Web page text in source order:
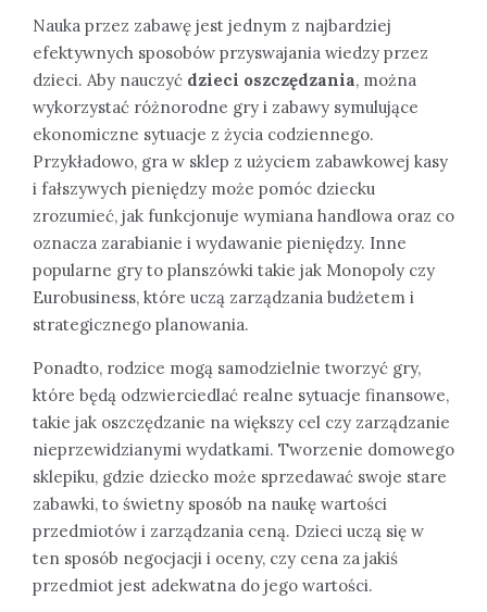
Nauka przez zabawę jest jednym z najbardziej
efektywnych sposobów przyswajania wiedzy przez
dzieci. Aby nauczyć dzieci oszczędzania, można
wykorzystać różnorodne gry i zabawy symulujące
ekonomiczne sytuacje z życia codziennego.
Przykładowo, gra w sklep z użyciem zabawkowej kasy
i fałszywych pieniędzy może pomóc dziecku
zrozumieć, jak funkcjonuje wymiana handlowa oraz co
oznacza zarabianie i wydawanie pieniędzy. Inne
popularne gry to planszówki takie jak Monopoly czy
Eurobusiness, które uczą zarządzania budżetem i
strategicznego planowania.
Ponadto, rodzice mogą samodzielnie tworzyć gry,
które będą odzwierciedlać realne sytuacje finansowe,
takie jak oszczędzanie na większy cel czy zarządzanie
nieprzewidzianymi wydatkami. Tworzenie domowego
sklepiku, gdzie dziecko może sprzedawać swoje stare
zabawki, to świetny sposób na naukę wartości
przedmiotów i zarządzania ceną. Dzieci uczą się w
ten sposób negocjacji i oceny, czy cena za jakiś
przedmiot jest adekwatna do jego wartości.